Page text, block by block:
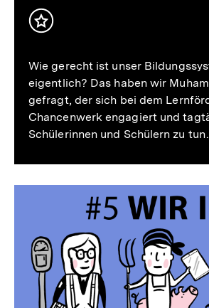
Inhalt
Wie gerecht ist unser
eigentlich? Das haben wir
gefragt, der sich bei dem
Chancenwerk engagiert und
Schülerinnen und Schülern zu